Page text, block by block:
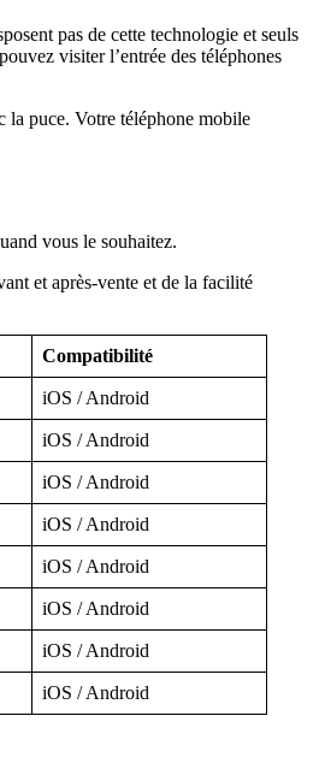
pas de cette technologie et seuls
visiter l’entrée des téléphones
la puce. Votre téléphone mobile
vous le souhaitez.
et après-vente et de la facilité
Compatibilité
iOS / Android
iOS / Android
iOS / Android
iOS / Android
iOS / Android
iOS / Android
iOS / Android
iOS / Android